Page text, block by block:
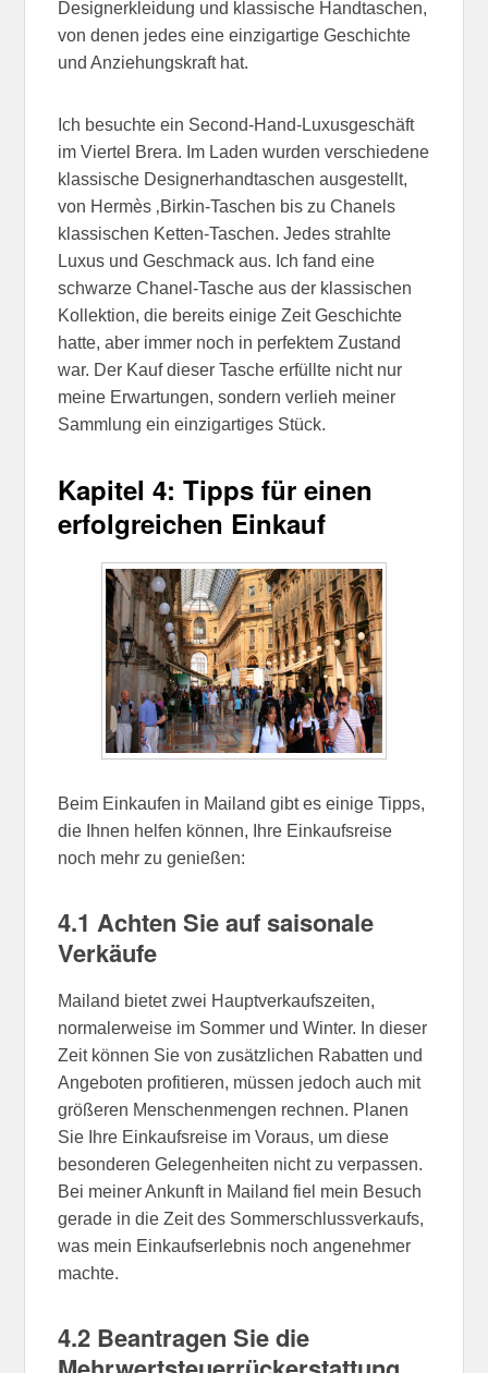
Designerkleidung und klassische Handtaschen,
von denen jedes eine einzigartige Geschichte
und Anziehungskraft hat.
Ich besuchte ein Second-Hand-Luxusgeschäft
im Viertel Brera. Im Laden wurden verschiedene
klassische Designerhandtaschen ausgestellt,
von Hermès ‚Birkin-Taschen bis zu Chanels
klassischen Ketten-Taschen. Jedes strahlte
Luxus und Geschmack aus. Ich fand eine
schwarze Chanel-Tasche aus der klassischen
Kollektion, die bereits einige Zeit Geschichte
hatte, aber immer noch in perfektem Zustand
war. Der Kauf dieser Tasche erfüllte nicht nur
meine Erwartungen, sondern verlieh meiner
Sammlung ein einzigartiges Stück.
Kapitel 4: Tipps für einen
erfolgreichen Einkauf
Beim Einkaufen in Mailand gibt es einige Tipps,
die Ihnen helfen können, Ihre Einkaufsreise
noch mehr zu genießen:
4.1 Achten Sie auf saisonale
Verkäufe
Mailand bietet zwei Hauptverkaufszeiten,
normalerweise im Sommer und Winter. In dieser
Zeit können Sie von zusätzlichen Rabatten und
Angeboten profitieren, müssen jedoch auch mit
größeren Menschenmengen rechnen. Planen
Sie Ihre Einkaufsreise im Voraus, um diese
besonderen Gelegenheiten nicht zu verpassen.
Bei meiner Ankunft in Mailand fiel mein Besuch
gerade in die Zeit des Sommerschlussverkaufs,
was mein Einkaufserlebnis noch angenehmer
machte.
4.2 Beantragen Sie die